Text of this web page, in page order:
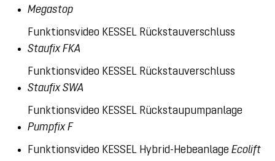
Megastop
Funktionsvideo KESSEL Rückstauverschluss
Staufix FKA
Funktionsvideo KESSEL Rückstauverschluss
Staufix SWA
Funktionsvideo KESSEL Rückstaupumpanlage
Pumpfix F
Funktionsvideo KESSEL Hybrid-Hebeanlage Ecolift